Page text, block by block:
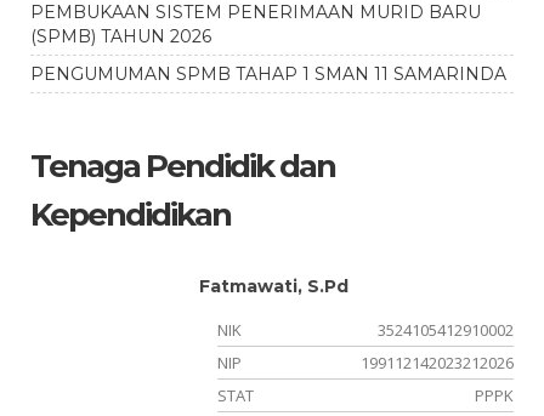
PEMBUKAAN SISTEM PENERIMAAN MURID BARU
(SPMB) TAHUN 2026
PENGUMUMAN SPMB TAHAP 1 SMAN 11 SAMARINDA
Tenaga Pendidik dan
Kependidikan
Fatmawati, S.Pd
NIK
3524105412910002
NIP
199112142023212026
STAT
PPPK